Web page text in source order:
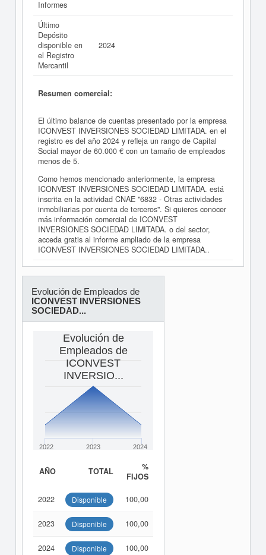
Informes
Último
Depósito
disponible en
el Registro
Mercantil
2024
Resumen comercial:
El último balance de cuentas presentado por la empresa
ICONVEST INVERSIONES SOCIEDAD LIMITADA. en el
registro es del año 2024 y refleja un rango de Capital
Social mayor de 60.000 € con un tamaño de empleados
menos de 5.
Como hemos mencionado anteriormente, la empresa
ICONVEST INVERSIONES SOCIEDAD LIMITADA. está
inscrita en la actividad CNAE "6832 - Otras actividades
inmobiliarias por cuenta de terceros". Si quieres conocer
más información comercial de ICONVEST
INVERSIONES SOCIEDAD LIMITADA. o del sector,
acceda gratis al informe ampliado de la empresa
ICONVEST INVERSIONES SOCIEDAD LIMITADA..
Evolución de Empleados de
ICONVEST INVERSIONES
SOCIEDAD...
Evolución de
Empleados de
ICONVEST
INVERSIO...
2022 2023 2024
AÑO TOTAL
%
FIJOS
2022 Disponible 100,00
2023 Disponible 100,00
2024 Disponible 100,00